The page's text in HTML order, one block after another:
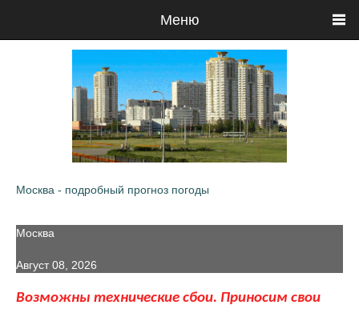
Меню
Москва - подробный прогноз погоды
Москва
Август 08, 2026
Возможны технические сбои. Приносим свои